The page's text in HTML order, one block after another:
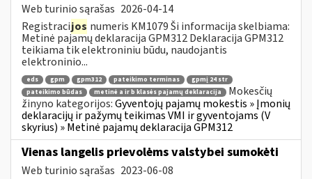
Web turinio sąrašas 2026-04-14
Registracijos numeris KM1079 Ši informacija skelbiama:
Metinė pajamų deklaracija GPM312 Deklaracija GPM312
teikiama tik elektroniniu būdu, naudojantis
elektroninio...
eds gpm gpm312 pateikimo terminas
gpmį 24 str
pateikimo būdas
metinė a ir b klasės pajamų deklaracija
Mokesčių
žinyno kategorijos:Gyventojų pajamų mokestis » Įmonių
deklaracijų ir pažymų teikimas VMI ir gyventojams (V
skyrius) » Metinė pajamų deklaracija GPM312
Vienas langelis prievolėms valstybei sumokėti
Web turinio sąrašas 2023-06-08